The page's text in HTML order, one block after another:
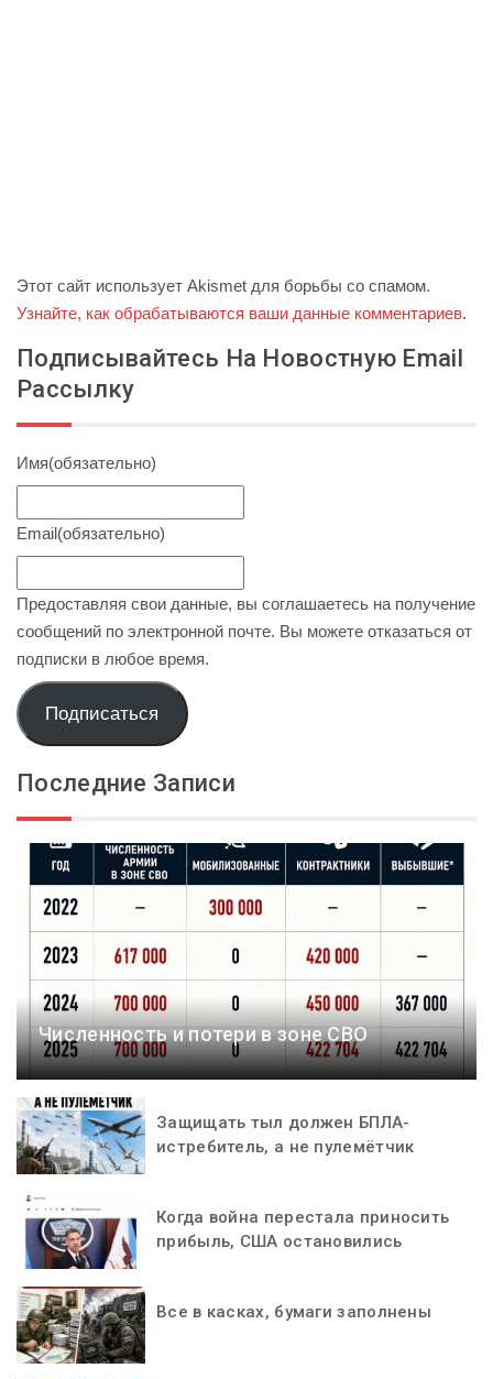
Этот сайт использует Akismet для борьбы со спамом.
Узнайте, как обрабатываются ваши данные комментариев.
Подписывайтесь На Новостную Email
Рассылку
Имя(обязательно)
Email(обязательно)
Предоставляя свои данные, вы соглашаетесь на получение
сообщений по электронной почте. Вы можете отказаться от
подписки в любое время.
Подписаться
Последние Записи
Численность и потери в зоне СВО
Защищать тыл должен БПЛА-
истребитель, а не пулемётчик
Когда война перестала приносить
прибыль, США остановились
Все в касках, бумаги заполнены